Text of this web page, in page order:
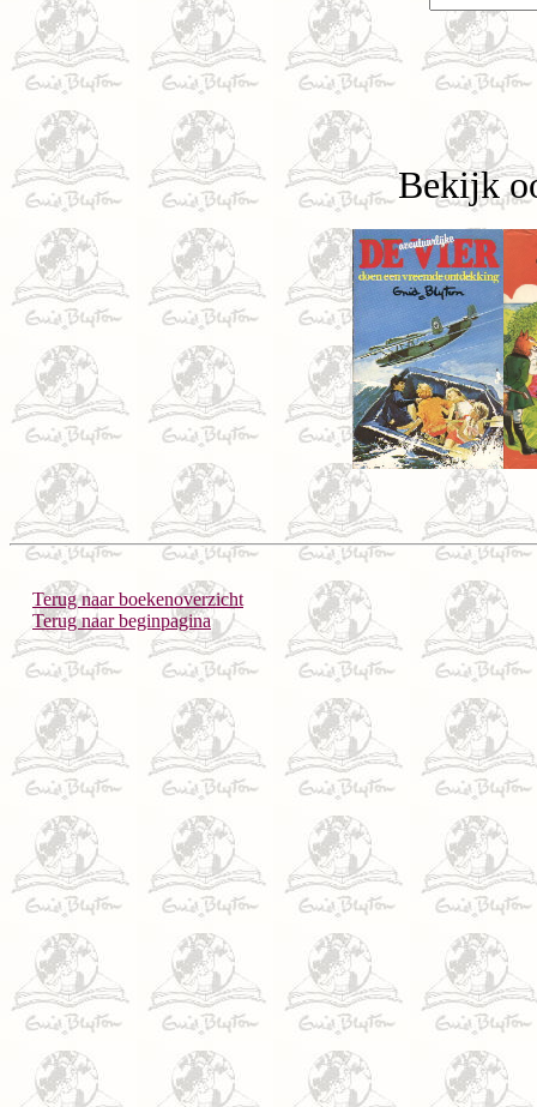
Bekijk
Terug naar boekenoverzicht
Terug naar beginpagina